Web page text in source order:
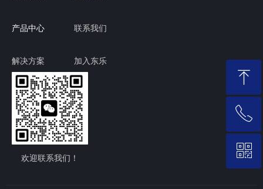
产品中心
解决方案
联系我们
加入东乐
欢迎联系我们！
ꁸ
回到顶部
ꂅ
0574-59517732/88950698
ꀥ